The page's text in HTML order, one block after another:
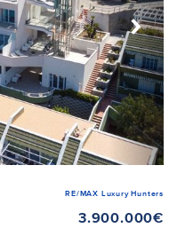
RE/MAX Luxury Hunters
3.900.000€